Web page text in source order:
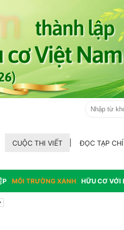
CUỘC THI VIẾT ĐỌC TẠP
MÔI TRƯỜNG XANH HỮU CƠ VỚI
Xã Quảng Điền ra mắt Tổ hợp tác